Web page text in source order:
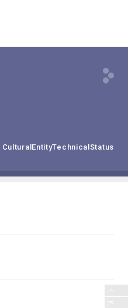
CulturalEntityTechnicalStatus